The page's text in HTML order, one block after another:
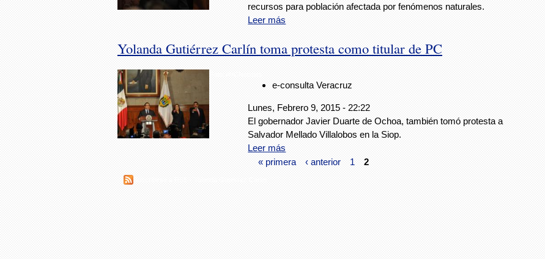
recursos para población afectada por fenómenos naturales.
Leer más
Yolanda Gutiérrez Carlín toma protesta como titular de PC
e-consulta Veracruz
Lunes, Febrero 9, 2015 - 22:22
El gobernador Javier Duarte de Ochoa, también tomó protesta a
Salvador Mellado Villalobos en la Siop.
Leer más
« primera
‹ anterior 1 2